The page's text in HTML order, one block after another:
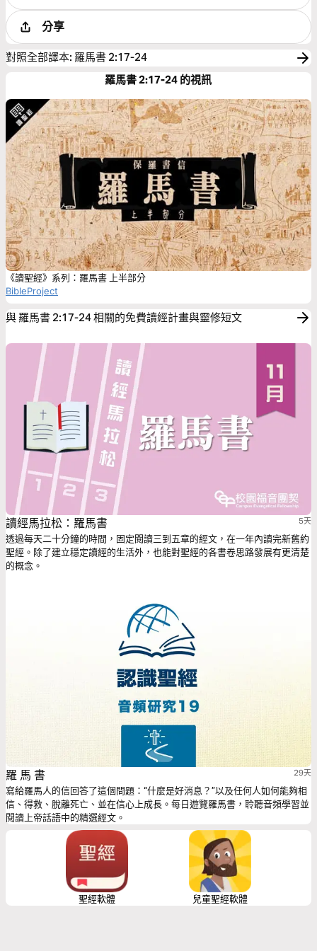
分享
對照全部譯本: 羅馬書 2:17-24
羅馬書 2:17-24 的視訊
《讀聖經》系列：羅馬書 上半部分
BibleProject
與 羅馬書 2:17-24 相關的免費讀經計畫與靈修短文
讀經馬拉松：羅馬書 5天
透過每天二十分鐘的時間，固定閱讀三到五章的經文，在一年內讀完新舊約
聖經。除了建立穩定讀經的生活外，也能對聖經的各書卷思路發展有更清楚
的概念。
羅 馬 書 29天
寫給羅馬人的信回答了這個問題：“什麼是好消息？”以及任何人如何能夠相
信、得救、脫離死亡、並在信心上成長。每日遊覽羅馬書，聆聽音頻學習並
閱讀上帝話語中的精選經文。
聖經軟體 兒童聖經軟體